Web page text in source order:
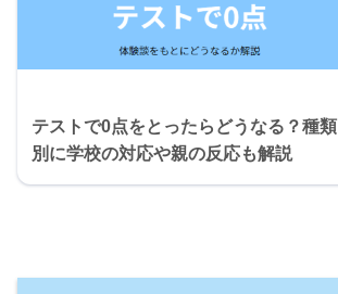
テストで0点をとったらどうなる？種類
別に学校の対応や親の反応も解説